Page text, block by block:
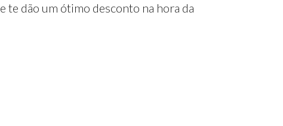
te dão um ótimo desconto na hora da